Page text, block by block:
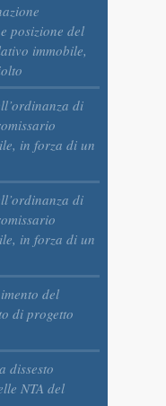
posizione del
immobile,
di
in forza di un
di
in forza di un
del
di progetto
dissesto
NTA del